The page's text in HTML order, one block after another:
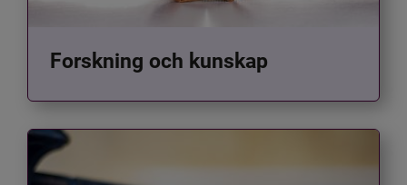
Forskning och kunskap